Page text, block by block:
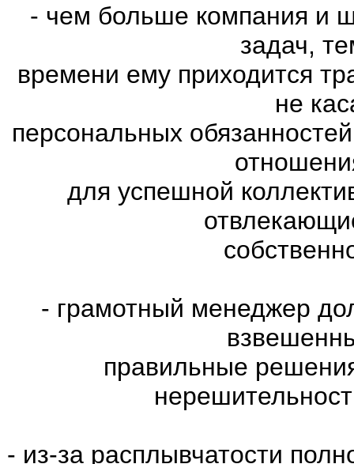
- чем больше компания и
задач,
времени ему приходится
не
персональных
для успешной
- грамотный менеджер
правильные
- из-за расплывчатости